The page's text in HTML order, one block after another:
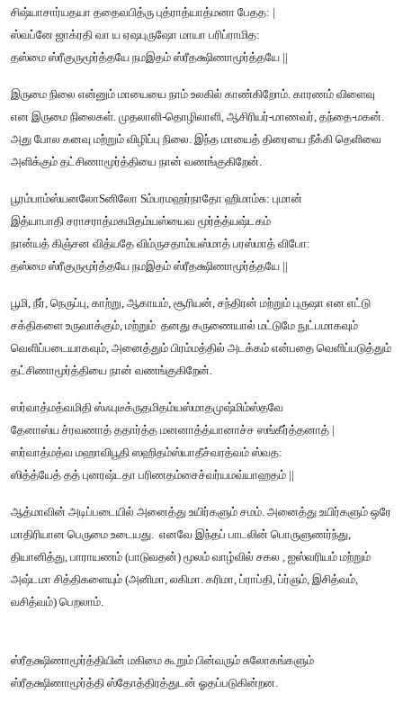
சிஷ்யாசார்யதயா ததைவபித்ரு புத்ராத்யாத்மனா பேதத: |
ஸ்வப்னே ஜாக்ரதி வா ய ஏஷபுருஷோ மாயா பரிப்ராமித:
தஸ்மை ஸ்ரீகுருமூர்த்தயே நமஇதம் ஸ்ரீதக்ஷிணாமூர்த்தயே ||
இருமை நிலை என்னும் மாயையை நாம் உலகில் காண்கிறோம். காரணம் விளைவு
என இருமை நிலைகள். முதலாளி-தொழிலாளி, ஆசிரியர்-மாணவர், தந்தை-மகன்.
அது போல கனவு மற்றும் விழிப்பு நிலை. இந்த மாயைத் திரையை நீக்கி தெளிவை
அளிக்கும் தட்சிணாமூர்த்தியை நான் வணங்குகிறேன்.
பூரம்பாம்ஸ்யனலோSனிலோ Sம்பரமஹர்நாதோ ஹிமாம்சு: புமான்
இத்யாபாதி சராசராத்மகமிதம்யஸ்யைவ மூர்த்த்யஷ்டகம்
நான்யத் கிஞ்சன வித்யதே விம்ருசதாம்யஸ்மாத் பரஸ்மாத் விபோ:
தஸ்மை ஸ்ரீகுருமூர்த்தயே நமஇதம் ஸ்ரீதக்ஷிணாமூர்த்தயே ||
பூமி, நீர், நெருப்பு, காற்று, ஆகாயம், சூரியன், சந்திரன் மற்றும் புருஷா என எட்டு
சக்திகளை உருவாக்கும், மற்றும் தனது கருணையால் மட்டுமே நுட்பமாகவும்
வெளிப்படையாகவும், அனைத்தும் பிரம்மத்தில் அடக்கம் என்பதை வெளிப்படுத்தும்
தட்சிணாமூர்த்தியை நான் வணங்குகிறேன்.
ஸர்வாத்மத்வமிதி ஸ்ஃபுடீக்ருதமிதம்யஸ்மாதமுஷ்மிம்ஸ்தவே
தேனாஸ்ய ச்ரவணாத் ததார்த்த மனனாத்த்யானாச்ச ஸங்கீர்த்தனாத் |
ஸர்வாத்மத்வ மஹாவிபூதி ஸஹிதம்ஸ்யாதீச்வரத்வம் ஸ்வத:
ஸித்த்யேத் தத் புனரஷ்டதா பரிணதம்சைச்வர்யமவ்யாஹதம் ||
ஆத்மாவின் அடிப்படையில் அனைத்து உயிர்களும் சமம். அனைத்து உயிர்களும் ஒரே
மாதிரியான பெருமை உடையது. எனவே இந்தப் பாடலின் பொருளுணர்ந்து,
தியானித்து, பாராயணம் (பாடுவதன்) மூலம் வாழ்வில் சகல , ஐஸ்வரியம் மற்றும்
அஷ்டமா சித்திகளையும் (அனிமா, லகிமா. கரிமா, ப்ராப்தி, ப்ர்ஞம், இசித்வம்,
வசித்வம்) பெறலாம்.
ஸ்ரீதக்ஷிணாமூர்த்தியின் மகிமை கூறும் பின்வரும் சுலோகங்களும்
ஸ்ரீதக்ஷிணாமூர்த்தி ஸ்தோத்திரத்துடன் ஓதப்படுகின்றன.